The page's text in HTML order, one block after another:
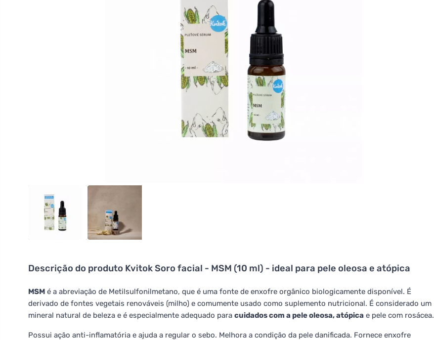
Descrição do produto Kvitok Soro facial - MSM (10 ml) - ideal para pele oleosa e atópica
MSM é a abreviação de Metilsulfonilmetano, que é uma fonte de enxofre orgânico biologicamente disponível. É
derivado de fontes vegetais renováveis (milho) e comumente usado como suplemento nutricional. É considerado um
mineral natural de beleza e é especialmente adequado para cuidados com a pele oleosa, atópica e pele com rosácea.
Possui ação anti-inflamatória e ajuda a regular o sebo. Melhora a condição da pele danificada. Fornece enxofre